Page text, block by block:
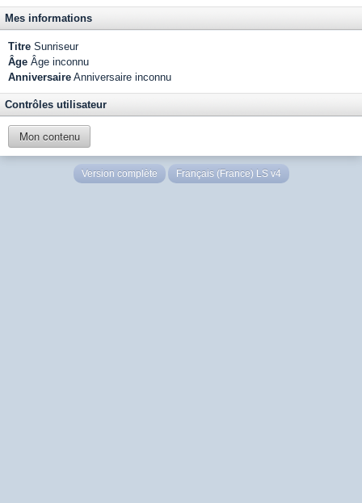
Mes informations
Titre Sunriseur
Âge Âge inconnu
Anniversaire Anniversaire inconnu
Contrôles utilisateur
Mon contenu
Version complète Français (France) LS v4